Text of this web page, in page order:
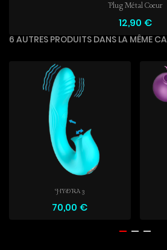
Plug Métal Coeur
12,90 €
6 AUTRES PRODUITS DANS LA MÊME
HYDRA 3
70,00 €